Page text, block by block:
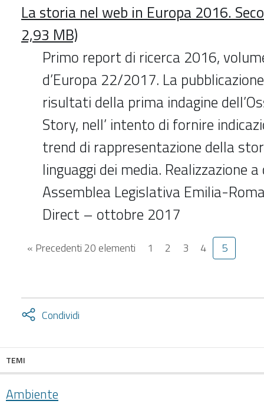
La storia nel web in Europa 2016.
2,93 MB)
Primo report di ricerca 2016,
d’Europa 22/2017. La
risultati della prima indagine
Story, nell’ intento di fornire
trend di rappresentazione della
linguaggi dei media. Realizzazione
Assemblea Legislativa Emilia-
Direct – ottobre 2017
« Precedenti 20 elementi 1 2 3 4 5
Condividi
Attiva
TEMI
Ambiente